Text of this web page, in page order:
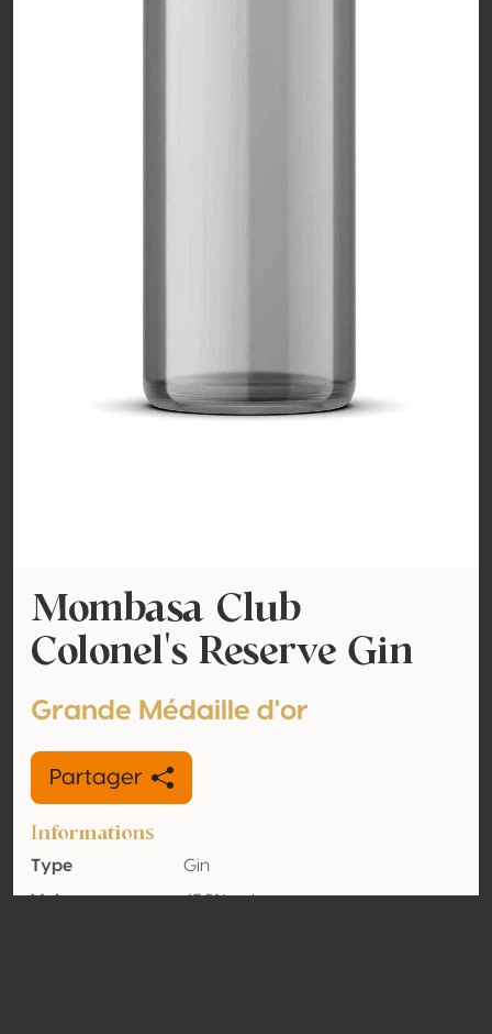
Mombasa Club
Colonel's Reserve Gin
Grande Médaille d'or
Partager
Informations
Type
Gin
Volume
43.5% vol